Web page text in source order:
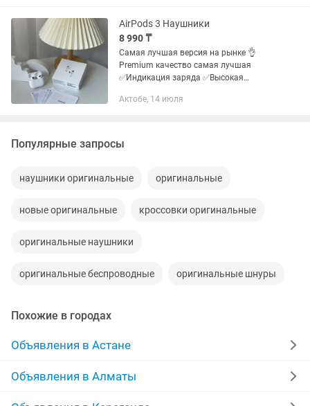
☑️Оригинальная...
AirPods 3 Наушники
8 990 ₸
Самая лучшая версия на рынке 👌
Premium качество самая лучшая
✅Индикация заряда ✅Высокая
как у оригинала ✅Пробивается на
Актобе, 14 июля
Популярные запросы
наушники оригинальные оригинальные
новые оригинальные кроссовки оригинальные
оригинальные наушники
оригинальные беспроводные оригинальные шнуры
Похожие в городах
Объявления в Астане
Объявления в Алматы